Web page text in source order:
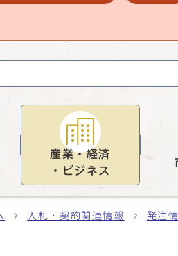
産業・経済
・ビジネス
入札・契約関連情報 発注